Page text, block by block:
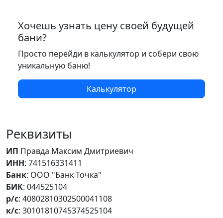
Хочешь узнать цену своей будущей
бани?
Просто перейди в калькулятор и собери свою
уникальную баню!
Калькулятор
Реквизиты
ИП Правда Максим Дмитриевич
ИНН: 741516331411
Банк: ООО "Банк Точка"
БИК: 044525104
р/с: 40802810302500041108
к/с: 30101810745374525104